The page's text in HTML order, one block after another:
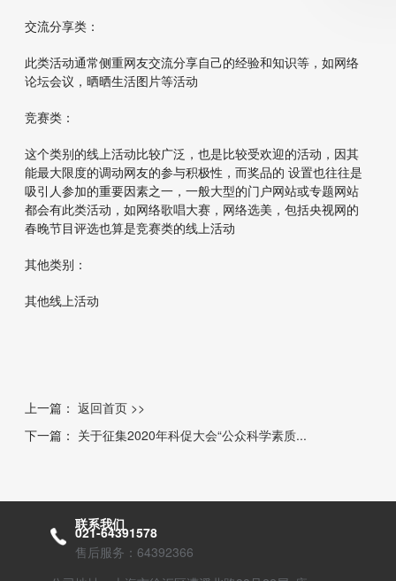
交流分享类：
此类活动通常侧重网友交流分享自己的经验和知识等，如网络
论坛会议，晒晒生活图片等活动
竞赛类：
这个类别的线上活动比较广泛，也是比较受欢迎的活动，因其
能最大限度的调动网友的参与积极性，而奖品的 设置也往往是
吸引人参加的重要因素之一，一般大型的门户网站或专题网站
都会有此类活动，如网络歌唱大赛，网络选美，包括央视网的
春晚节目评选也算是竞赛类的线上活动
其他类别：
其他线上活动
上一篇： 返回首页 >>
下一篇： 关于征集2020年科促大会“公众科学素质...
联系我们
021-64391578
售后服务：64392366